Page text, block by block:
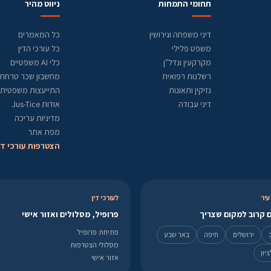
תחומי התמחות
דיני משפחה וגירושין
משפט פלילי
מקרקעין ונדל"ן
רשלנות רפואית
נזיקין ותאונות
דיני עבודה
ניווט מהיר
כל המאמרים
כל עורכי הדין
כלי AI משפטיים
מחשבון שכר טרחת
התייעצות משפטית
אודות Jus-Tice
מדיניות עריכה
מפת אתר
הצטרפות עורכי
קרוב למקום שצריך
ירושלים חיפה
באר שבע
לעורכי דין
פרופיל, מסלולים ואזור אישי
פתיחת פרופיל
מסלולי הצטרפות
אזור אישי